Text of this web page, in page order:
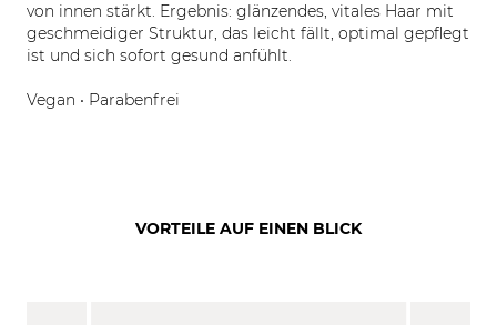
von innen stärkt. Ergebnis: glänzendes, vitales Haar mit
geschmeidiger Struktur, das leicht fällt, optimal gepflegt
ist und sich sofort gesund anfühlt.
Vegan • Parabenfrei
VORTEILE AUF EINEN BLICK